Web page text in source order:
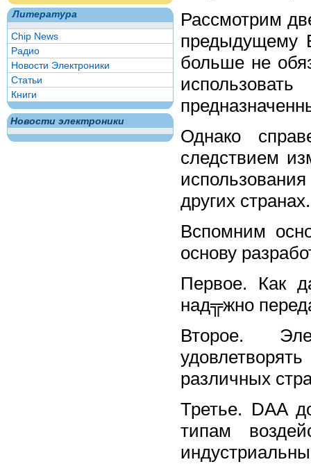
Литература
Chip News
Радио
Новости Электроники
Статьи
Книги
Новости электроники
Рассмотрим
предыдущему
больше не
Однако
следствием
других странах.
Вспомним
основу
Первое. Как
над╦жно
Второе.
различных
Третье. DAA
типам